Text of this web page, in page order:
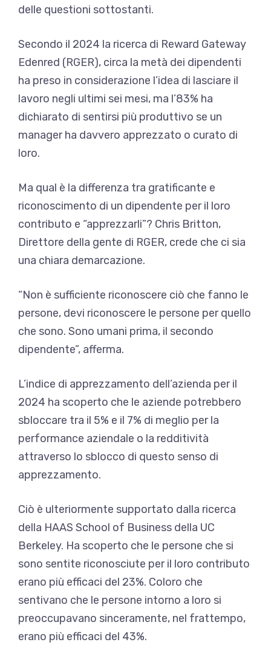
delle questioni sottostanti.
Secondo il 2024 la ricerca di Reward Gateway
Edenred (RGER), circa la metà dei dipendenti
ha preso in considerazione l’idea di lasciare il
lavoro negli ultimi sei mesi, ma l’83% ha
dichiarato di sentirsi più produttivo se un
manager ha davvero apprezzato o curato di
loro.
Ma qual è la differenza tra gratificante e
riconoscimento di un dipendente per il loro
contributo e “apprezzarli”? Chris Britton,
Direttore della gente di RGER, crede che ci sia
una chiara demarcazione.
“Non è sufficiente riconoscere ciò che fanno le
persone, devi riconoscere le persone per quello
che sono. Sono umani prima, il secondo
dipendente”, afferma.
L’indice di apprezzamento dell’azienda per il
2024 ha scoperto che le aziende potrebbero
sbloccare tra il 5% e il 7% di meglio per la
performance aziendale o la redditività
attraverso lo sblocco di questo senso di
apprezzamento.
Ciò è ulteriormente supportato dalla ricerca
della HAAS School of Business della UC
Berkeley. Ha scoperto che le persone che si
sono sentite riconosciute per il loro contributo
erano più efficaci del 23%. Coloro che
sentivano che le persone intorno a loro si
preoccupavano sinceramente, nel frattempo,
erano più efficaci del 43%.